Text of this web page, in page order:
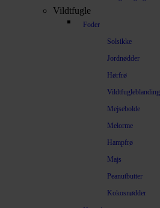
Vildtfugle
Foder
Solsikke
Jordnødder
Hørfrø
Vildtfugleblanding
Mejsebolde
Melorme
Hampfrø
Majs
Peanutbutter
Kokosnødder